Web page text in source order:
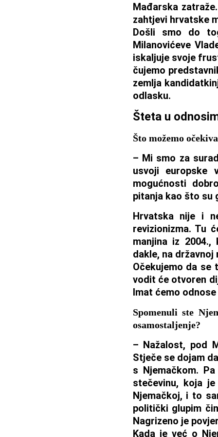
Mađarska
zahtjevi hrvatske
Došli smo do
Milanovićeve
iskaljuje svoje
čujemo
zemlja
odlasku.
Šteta u
Što možemo
– Mi smo za
usvoji
mogućnosti
pitanja kao što su
Hrvatska nije i
revizionizma. Tu
manjina iz
dakle, na
Očekujemo da se
vodit će otvoren
Imat ćemo
Spomenuli ste
osamostaljenje?
– Nažalost, pod
Stječe se dojam
s Njemačkom.
stečevinu, koja
Njemačkoj, i to
politički glupim
Nagrizeno je
Kada je već o